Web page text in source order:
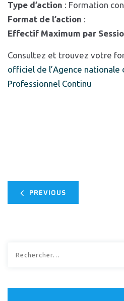
Type d’action : Formation
Format de l’action :
Effectif Maximum par
Consultez et trouvez votre
officiel de l’Agence
Professionnel Continu
PREVIOUS